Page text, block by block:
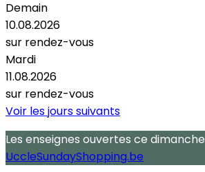
Demain
10.08.2026
sur rendez-vous
Mardi
11.08.2026
sur rendez-vous
Voir les jours suivants
Les enseignes ouvertes ce dimanche
UccleSundayShopping.be